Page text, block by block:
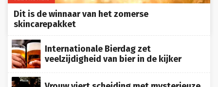
Dit is de winnaar van het zomerse
skincarepakket
veelzijdigheid van bier in de kijker